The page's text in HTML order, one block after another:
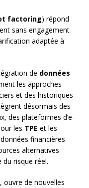
factoring) répond
sans engagement
adaptée à
de données
les approches
et des historiques
désormais des
des plateformes d’e-
les TPE et les
financières
alternatives
risque réel.
ouvre de nouvelles